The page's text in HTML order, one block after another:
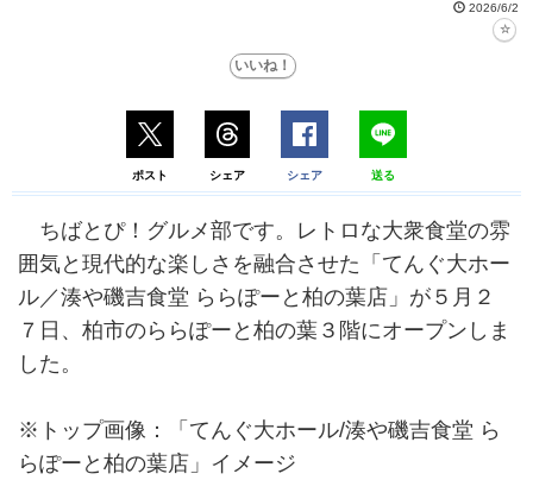
2026/6/2
ポスト シェア シェア 送る
ちばとぴ！グルメ部です。レトロな大衆食堂の雰
囲気と現代的な楽しさを融合させた「てんぐ大ホー
ル／湊や磯吉食堂 ららぽーと柏の葉店」が５月２
７日、柏市のららぽーと柏の葉３階にオープンしま
した。
※トップ画像：「てんぐ大ホール/湊や磯吉食堂 ら
らぽーと柏の葉店」イメージ